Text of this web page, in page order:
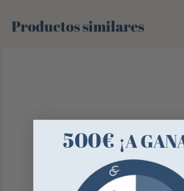
Productos similares
500€ ¡A